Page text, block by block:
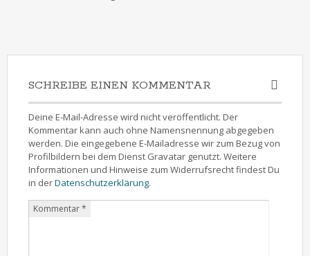
SCHREIBE EINEN KOMMENTAR
Deine E-Mail-Adresse wird nicht veröffentlicht. Der
Kommentar kann auch ohne Namensnennung abgegeben
werden. Die eingegebene E-Mailadresse wir zum Bezug von
Profilbildern bei dem Dienst Gravatar genutzt. Weitere
Informationen und Hinweise zum Widerrufsrecht findest Du
in derDatenschutzerklärung.
Kommentar*